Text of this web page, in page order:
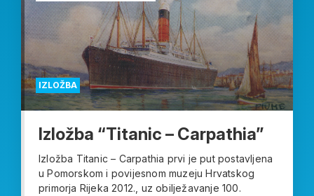
IZLOŽBA
Izložba “Titanic – Carpathia”
Izložba Titanic – Carpathia prvi je put postavljena
u Pomorskom i povijesnom muzeju Hrvatskog
primorja Rijeka 2012., uz obilježavanje 100.